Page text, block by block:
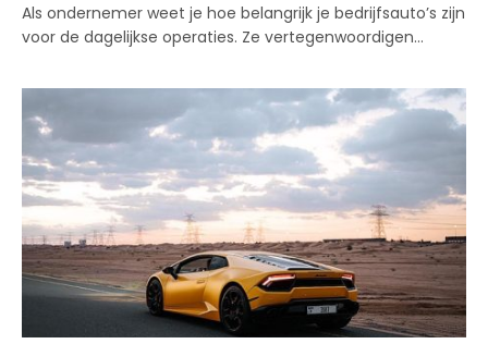
Als ondernemer weet je hoe belangrijk je bedrijfsauto’s zijn
voor de dagelijkse operaties. Ze vertegenwoordigen…